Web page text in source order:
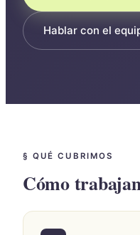
Hablar con el
§ QUÉ CUBRIMOS
Cómo